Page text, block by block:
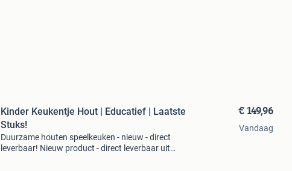
Kinder Keukentje Hout | Educatief | Laatste
Stuks!
Duurzame houten speelkeuken - nieuw - direct
leverbaar! Nieuw product - direct leverbaar uit
€ 149,96
Vandaag